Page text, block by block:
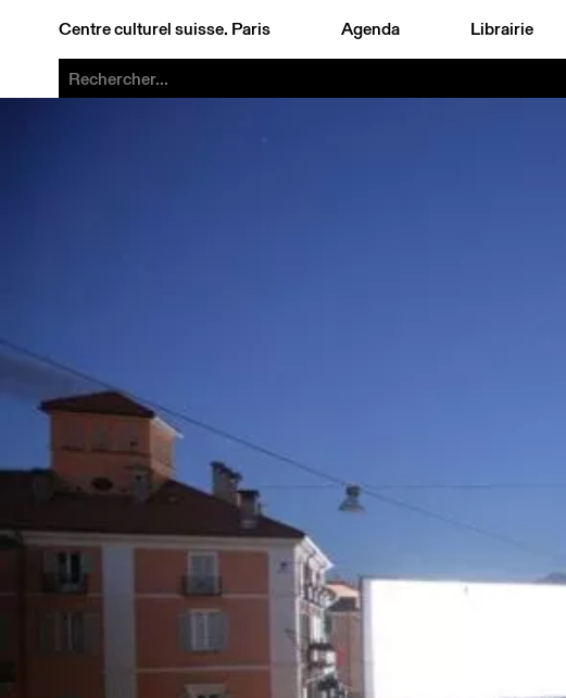
Centre culturel suisse. Paris Agenda Librairie